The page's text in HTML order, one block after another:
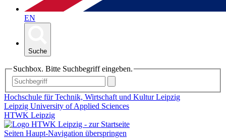
EN
Suche
Suchbox. Bitte Suchbegriff eingeben.
Hochschule für Technik, Wirtschaft und Kultur Leipzig
Leipzig University of Applied Sciences
HTWK Leipzig
Seiten Haupt-Navigation überspringen